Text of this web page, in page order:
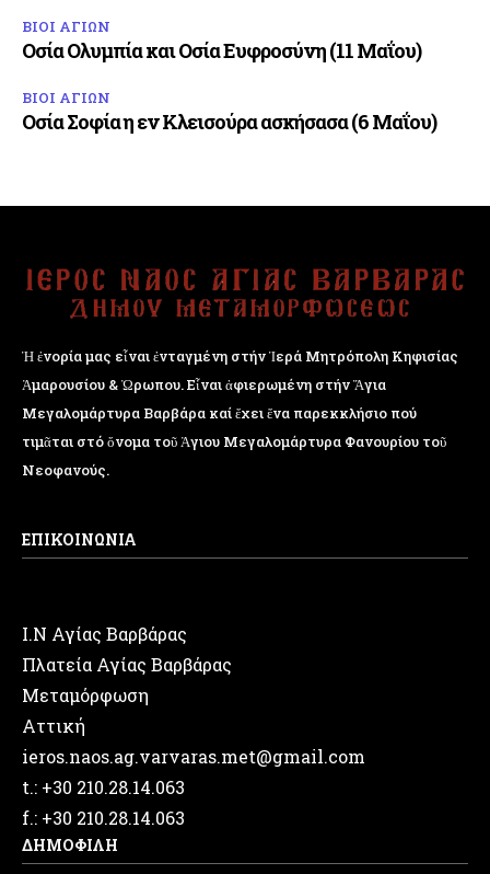
ΒΙΟΙ ΑΓΙΩΝ
Οσία Ολυμπία και Οσία Ευφροσύνη (11 Μαΐου)
ΒΙΟΙ ΑΓΙΩΝ
Οσία Σοφία η εν Κλεισούρα ασκήσασα (6 Μαΐου)
Ἡ ἐνορία μας εἶναι ἐνταγμένη στήν Ἱερά Μητρόπολη Κηφισίας
Ἁμαρουσίου & Ὠρωπου. Εἶναι ἀφιερωμένη στήν Ἅγια
Μεγαλομάρτυρα Βαρβάρα καί ἔχει ἕνα παρεκκλήσιο πού
τιμᾶται στό ὄνομα τοῦ Ἁγιου Μεγαλομάρτυρα Φανουρίου τοῦ
Νεοφανούς.
ΕΠΙΚΟΙΝΩΝΙΑ
Ι.Ν Αγίας Βαρβάρας
Πλατεία Αγίας Βαρβάρας
Μεταμόρφωση
Αττική
ieros.naos.ag.varvaras.met@gmail.com
t.: +30 210.28.14.063
f.: +30 210.28.14.063
ΔΗΜΟΦΙΛΗ